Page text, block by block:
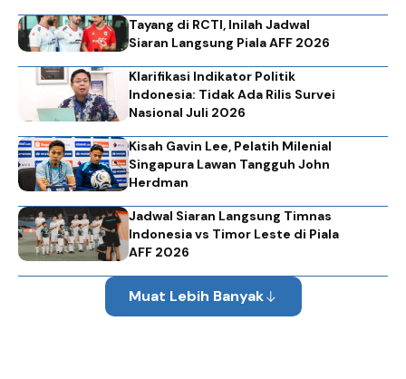
Tayang di RCTI, Inilah Jadwal
Siaran Langsung Piala AFF 2026
Klarifikasi Indikator Politik
Indonesia: Tidak Ada Rilis Survei
Nasional Juli 2026
Kisah Gavin Lee, Pelatih Milenial
Singapura Lawan Tangguh John
Herdman
Jadwal Siaran Langsung Timnas
Indonesia vs Timor Leste di Piala
AFF 2026
Muat Lebih Banyak